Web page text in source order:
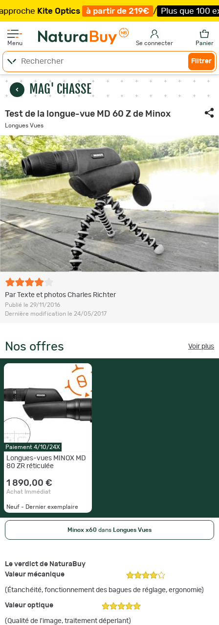
Kite Optics à partir de 219€ / Plus que 100
Menu Se connecter Panier
Filtrer
MAG' CHASSE
Test de la longue-vue MD 60 Z de Minox
Longues Vues
Par Texte et photos Charles Richter
Publié le 29/11/2016
Dernière modification le 24/05/2017
Nos offres Voir plus
Paiement 4/10/24X
Longues-vues MINOX MD
80 ZR réticulée
1 890,00 €
Achat Immédiat
Neuf - Dernier exemplaire
Minox x60 dans Longues Vues
Le verdict de NaturaBuy
Valeur mécanique
(Étanchéité, fonctionnement des bagues de réglage, ergonomie)
Valeur optique
(Qualité de l'image, traitement déperlant)